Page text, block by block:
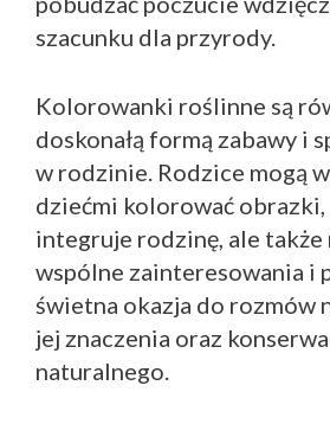
szacunku dla przyrody.
Kolorowanki roślinne są
doskonałą formą zabawy i
w rodzinie. Rodzice mogą
dziećmi kolorować
integruje rodzinę, ale także
wspólne zainteresowania i
świetna okazja do rozmów
jej znaczenia oraz
naturalnego.